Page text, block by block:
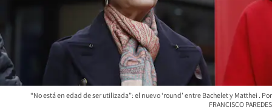
“No está en edad de ser utilizada”: el nuevo ‘round’ entre Bachelet y Matthei
FRANCISCO PAREDES